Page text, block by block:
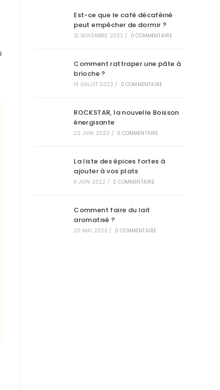
Est-ce que le café décaféiné
peut empêcher de dormir ?
21 NOVEMBRE 2022 / 0 COMMENTAIRE
Comment rattraper une pâte à
brioche ?
14 JUILLET 2022 / 0 COMMENTAIRE
ROCKSTAR, la nouvelle Boisson
énergisante
22 JUIN 2022 / 0 COMMENTAIRE
La liste des épices fortes à
ajouter à vos plats
11 JUIN 2022 / 0 COMMENTAIRE
Comment faire du lait
aromatisé ?
20 MAI 2022 / 0 COMMENTAIRE